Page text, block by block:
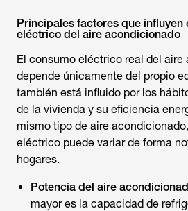
Principales factores que influyen
eléctrico del aire acondicionado
El consumo eléctrico real del aire
depende únicamente del propio
también está influido por los
de la vivienda y su eficiencia
mismo tipo de aire
eléctrico puede variar de forma
hogares.
Potencia del aire
mayor es la capacidad de